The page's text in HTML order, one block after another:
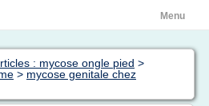
Menu
: mycose ongle pied >
> mycose genitale chez